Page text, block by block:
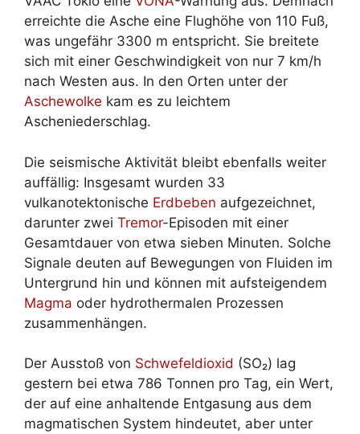
erreichte die Asche eine Flughöhe von 110 Fuß,
was ungefähr 3300 m entspricht. Sie breitete
sich mit einer Geschwindigkeit von nur 7 km/h
nach Westen aus. In den Orten unter der
Aschewolke kam es zu leichtem
Ascheniederschlag.
Die seismische Aktivität bleibt ebenfalls weiter
auffällig: Insgesamt wurden 33
vulkanotektonische Erdbeben aufgezeichnet,
darunter zwei Tremor-Episoden mit einer
Gesamtdauer von etwa sieben Minuten. Solche
Signale deuten auf Bewegungen von Fluiden im
Untergrund hin und können mit aufsteigendem
Magma oder hydrothermalen Prozessen
zusammenhängen.
Der Ausstoß von Schwefeldioxid (SO₂) lag
gestern bei etwa 786 Tonnen pro Tag, ein Wert,
der auf eine anhaltende Entgasung aus dem
magmatischen System hindeutet, aber unter